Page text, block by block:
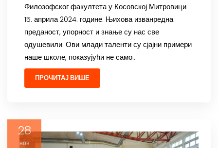
Филозофског факултета у Косовској Митровици
15. априла 2024. године. Њихова изванредна
преданост, упорност и знање су нас све
одушевили. Ови млади таленти су сјајни примери
наше школе, показујући не само…
ПРОЧИТАЈ ВИШЕ
28
нов